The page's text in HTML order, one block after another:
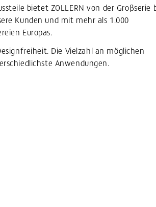
bietet ZOLLERN von der Großserie
Kunden und mit mehr als 1.000
Europas.
Die Vielzahl an möglichen
Anwendungen.